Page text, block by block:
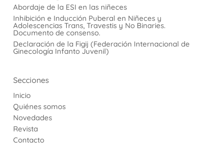
Abordaje de la ESI en las niñeces
Inhibición e Inducción Puberal en Niñeces y
Adolescencias Trans, Travestis y No Binaries.
Documento de consenso.
Declaración de la Figij (Federación Internacional de
Ginecología Infanto Juvenil)
Secciones
Inicio
Quiénes somos
Novedades
Revista
Contacto